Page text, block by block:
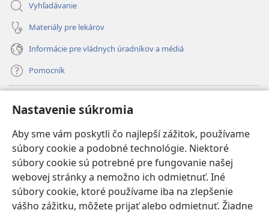
Nastavenie súkromia
Aby sme vám poskytli čo najlepší zážitok, používame
súbory cookie a podobné technológie. Niektoré
súbory cookie sú potrebné pre fungovanie našej
webovej stránky a nemožno ich odmietnuť. Iné
súbory cookie, ktoré používame iba na zlepšenie
vášho zážitku, môžete prijať alebo odmietnuť. Žiadne
Vyhľadávanie
Materiály pre lekárov
Informácie pre vládnych úradníkov a médiá
Pomocník
(otvorí
nové
okno)
INTERNETOVÁ KNIŽNICA Strážnej veže
(otvorí
nové
okno)JW Hub ®
(otvorí
nové
okno)JW Library